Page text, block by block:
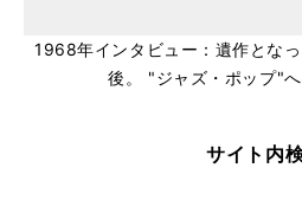
1968年インタビュー：遺作とな
後。 "ジャズ・ポップ"
サイト内